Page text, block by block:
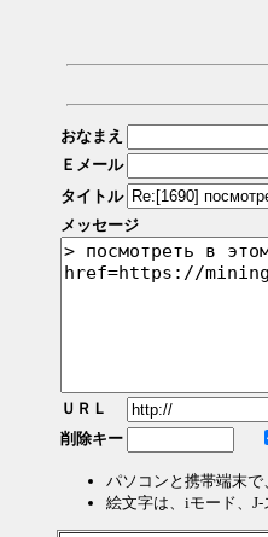
おなまえ
Ｅメール
タイトル
メッセージ
ＵＲＬ
削除キー
パソコンと携帯端末
絵文字は、iモード、J-